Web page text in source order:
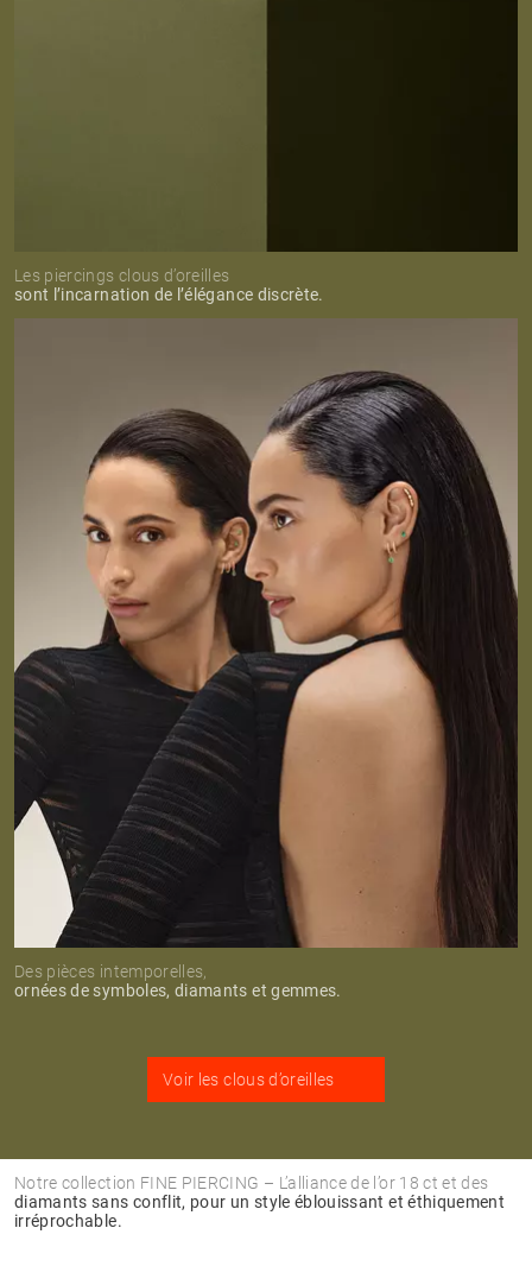
Les piercings clous d’oreilles
sont l’incarnation de l’élégance discrète.
Des pièces intemporelles,
ornées de symboles, diamants et gemmes.
Voir les clous d’oreilles
Notre collection FINE PIERCING – L’alliance de l’or 18 ct et des
diamants sans conflit, pour un style éblouissant et éthiquement
irréprochable.